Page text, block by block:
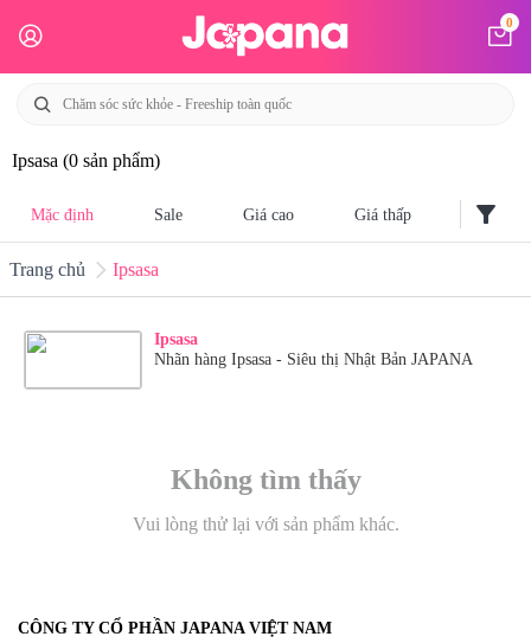
0
Ipsasa (0 sản phẩm)
Mặc định Sale Giá cao Giá thấp filter_alt
Trang chủ Ipsasa
Ipsasa
Nhãn hàng Ipsasa - Siêu thị Nhật Bản JAPANA
Không tìm thấy
Vui lòng thử lại với sản phẩm khác.
CÔNG TY CỔ PHẦN JAPANA VIỆT NAM